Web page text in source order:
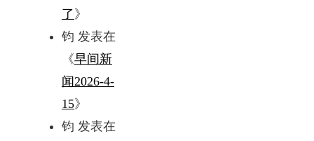
了 》
钧 发表在
《早间新
闻2026-4-
15》
钧 发表在